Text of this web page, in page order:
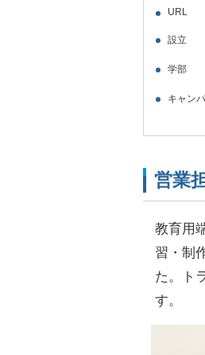
URL
設立
学部
キャン
営業
教育用
習・制
た。ト
す。